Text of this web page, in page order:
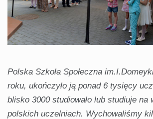
Polska Szkoła Społeczna
roku, ukończyło ją ponad 6 tysięcy
blisko 3000 studiowało lub studiuje na
polskich uczelniach. Wychowaliśmy